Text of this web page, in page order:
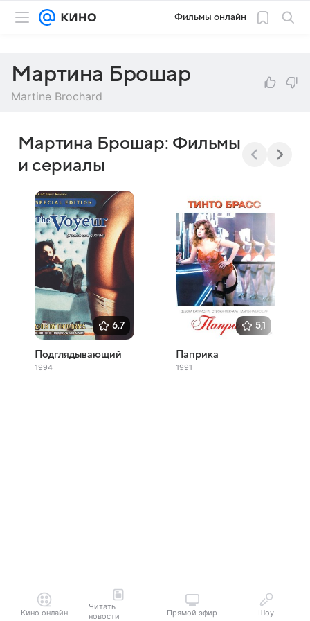
Фильмы онлайн
Мартина Брошар
Martine Brochard
Мартина Брошар: Фильмы
и сериалы
6,7
Подглядывающий
1994
5,1
Паприка
1991
Кино онлайн
Читать
новости
Прямой эфир Шоу